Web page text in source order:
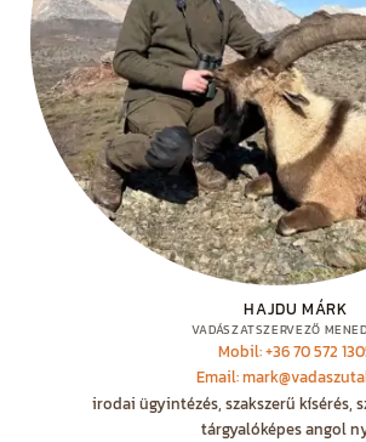
HAJDU MÁRK
VADÁSZATSZERVEZŐ
Mobil: +36 70 572
Email:
irodai ügyintézés, szakszerű kísérés,
tárgyalóképes angol